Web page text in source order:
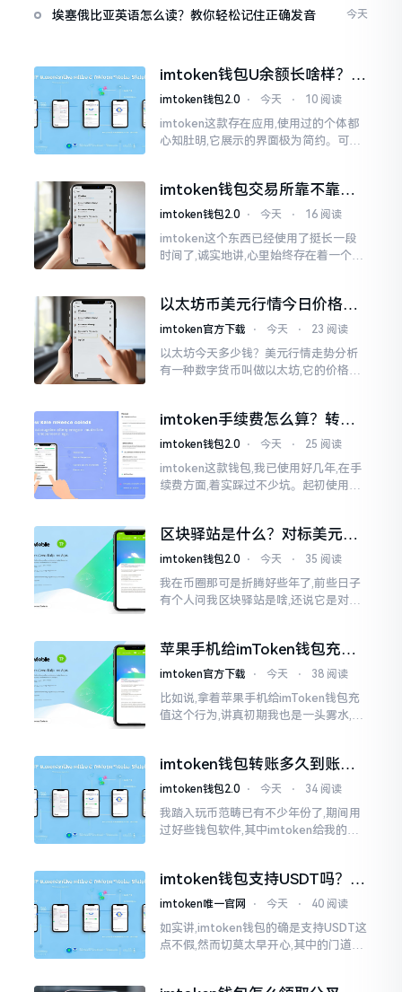
楚
埃塞俄比亚英语怎么读？教你轻松记住正确发音 今天
imtoken钱包U余额长啥样？截
图这样看
imtoken钱包2.0 ⋅ 今天 ⋅ 10 阅读
imtoken这款存在应用,使用过的个体都
心知肚明,它展示的界面极为简约。可是,
imtoken钱包交易所靠不靠
谱？老玩家说说心里话
imtoken钱包2.0 ⋅ 今天 ⋅ 16 阅读
imtoken这个东西已经使用了挺长一段
时间了,诚实地讲,心里始终存在着一个疙
这个事情
以太坊币美元行情今日价格走
势分析，散户如何避免追涨杀
imtoken官方下载 ⋅ 今天 ⋅ 23 阅读
以太坊今天多少钱？美元行情走势分析
有一种数字货币叫做以太坊,它的价格走
率出现的一点点波动
imtoken手续费怎么算？转账
和交易所差别大了
imtoken钱包2.0 ⋅ 今天 ⋅ 25 阅读
imtoken这款钱包,我已使用好几年,在手
续费方面,着实踩过不少坑。起初使用时,
明白
区块驿站是什么？对标美元的
ETH到底咋回事
imtoken钱包2.0 ⋅ 今天 ⋅ 35 阅读
我在币圈那可是折腾好些年了,前些日子
有个人问我区块驿站是啥,还说它是对标
找了些资料
苹果手机给imToken钱包充
值，这几步别搞错
imtoken官方下载 ⋅ 今天 ⋅ 38 阅读
比如说,拿着苹果手机给imToken钱包充
值这个行为,讲真初期我也是一头雾水,搞
imtoken钱包转账多久到账？
一文说清楚
imtoken钱包2.0 ⋅ 今天 ⋅ 34 阅读
我踏入玩币范畴已有不少年份了,期间用
过好些钱包软件,其中imtoken给我的整
imtoken钱包支持USDT吗？转
账提现全攻略
imtoken唯一官网 ⋅ 今天 ⋅ 40 阅读
如实讲,imtoken钱包的确是支持USDT这
点不假,然而切莫太早开心,其中的门道是